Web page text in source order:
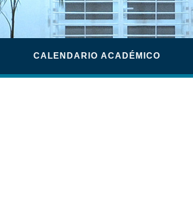
CALENDARIO ACADÉMICO